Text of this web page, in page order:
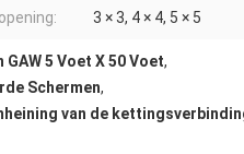
3 × 3, 4 × 4, 5 × 5
5 Voet X 50 Voet,
Schermen,
van de